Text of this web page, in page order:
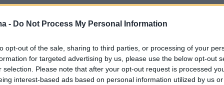
- Do Not Process My Personal Information
opt-out of the sale, sharing to third parties, or processing of your
for targeted advertising by us, please use the below opt-out
selection. Please note that after your opt-out request is processed
interest-based ads based on personal information utilized by us